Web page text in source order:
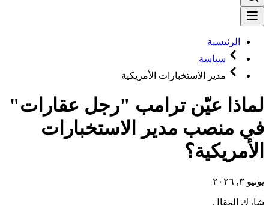
الرئيسية
سياسة
مدير الاستخبارات الأمريكية
لماذا عيّن ترامب "رجل عقارات"
في منصب مدير الاستخبارات
الأمريكية؟
يونيو ٣, ٢٠٢٦
شارك المقال